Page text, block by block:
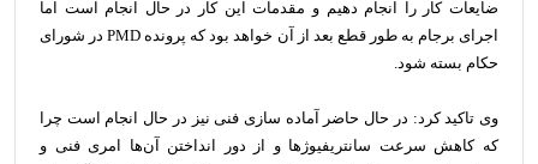
ضایعات کار را انجام دهیم و مقدمات این کار در حال انجام است اما
اجرای برجام به طور قطع بعد از آن خواهد بود که پرونده PMD در شورای
حکام بسته شود.
وی تاکید کرد: در حال حاضر آماده سازی فنی نیز در حال انجام است چرا
که کاهش سرعت سانتریفیوژها و از دور انداختن آن‌ها امری فنی و